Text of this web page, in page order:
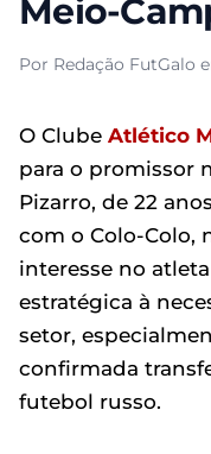
Meio-
Por Redação FutGalo
O Clube Atlético
para o promissor
Pizarro, de 22
com o Colo-Colo,
interesse no
estratégica à
setor,
confirmada
futebol russo.